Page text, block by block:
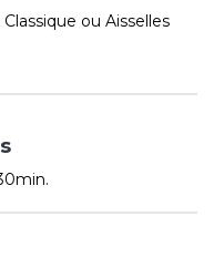
ou Aisselles